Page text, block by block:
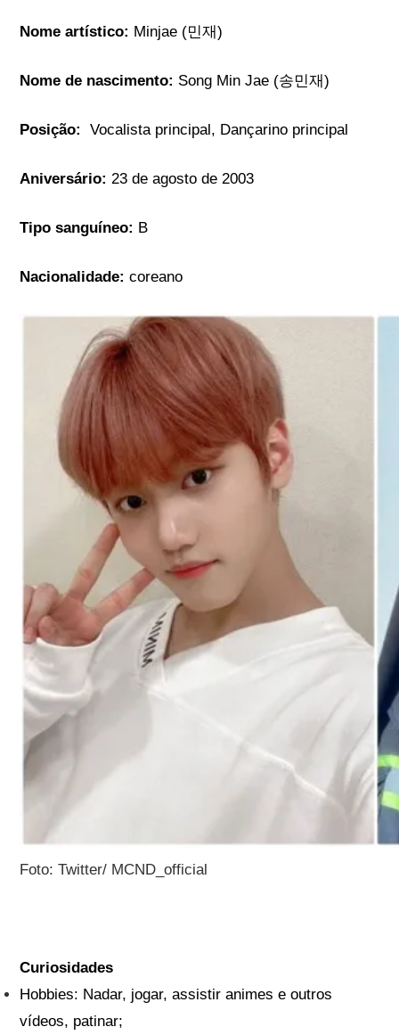
Nome artístico: Minjae (민재)
Nome de nascimento: Song Min Jae (송민재)
Posição: Vocalista principal, Dançarino principal
Aniversário:23 de agosto de 2003
Tipo sanguíneo: B
Nacionalidade: coreano
Foto: Twitter/ MCND_official
Curiosidades
Hobbies: Nadar, jogar, assistir animes e outros
vídeos, patinar;